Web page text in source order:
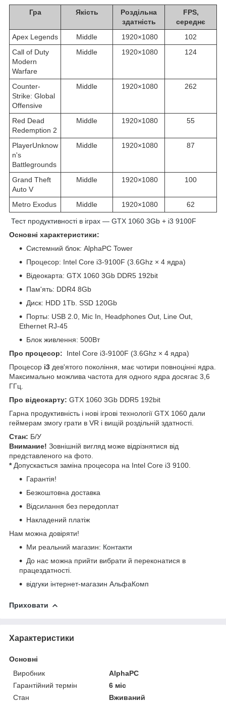
Гра Якість
Роздільна
здатність
FPS,
середнє
Apex Legends
Middle 1920×1080
102
Call of Duty
Modern
Warfare
Middle 1920×1080 124
Counter-
Strike: Global
Offensive
Middle 1920×1080 262
Red Dead
Redemption 2
Middle 1920×1080 55
PlayerUnknow
n's
Battlegrounds
Middle 1920×1080 87
Grand Theft
Auto V
Middle 1920×1080 100
Metro Exodus Middle 1920×1080 62
Тест продуктивності в іграх — GTX 1060 3Gb + i3 9100F
Основні характеристики:
Системний блок: AlphaPC Tower
Процесор: Intel Core i3-9100F (3.6Ghz × 4 ядра)
Відеокарта: GTX 1060 3Gb DDR5 192bit
Пам'ять: DDR4 8Gb
Диск: HDD 1Tb. SSD 120Gb
Порты: USB 2.0, Mic In, Headphones Out, Line Out,
Ethernet RJ-45
Блок живлення: 500Вт
Про процесор:
Intel Core i3-9100F (3.6Ghz × 4 ядра)
Процесор i3 дев'ятого покоління, має чотири повноцінні ядра.
Максимально можлива частота для одного ядра досягає 3,6
ГГц.
Про відеокарту: GTX 1060 3Gb DDR5 192bit
Гарна продуктивність і нові ігрові технології GTX 1060 дали
геймерам змогу грати в VR і вищій роздільній здатності.
Стан: Б/У
Внимание! Зовнішній вигляд може відрізнятися від
представленого на фото.
*Допускається заміна процесора на Intel Core i3 9100.
Гарантія!
Безкоштовна доставка
Відсилання без передоплат
Накладений платіж
Нам можна довіряти!
Ми реальний магазин: Контакти
До нас можна прийти вибрати й переконатися в
працездатності.
відгуки інтернет-магазин АльфаКомп
Приховати
Характеристики
Основні
Виробник
AlphaPC
Гарантійний термін
6 міс
Стан
Вживаний